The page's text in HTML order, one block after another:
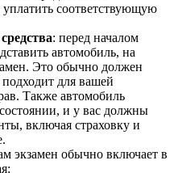
соответствующую
: перед началом
автомобиль, на
Это обычно должен
для вашей
Также автомобиль
и у вас должны
включая страховку и
экзамен обычно включает в